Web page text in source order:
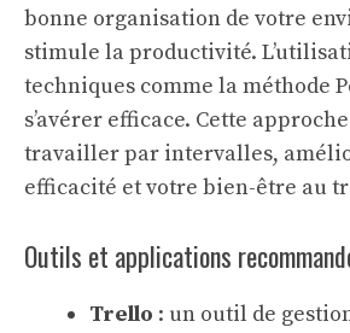
bonne organisation de votre
stimule la productivité.
techniques comme la méthode
s’avérer efficace. Cette
travailler par intervalles,
efficacité et votre bien-être au
Outils et applications
Trello : un outil de